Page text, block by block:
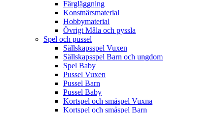
Färgläggning
Konstnärsmaterial
Hobbymaterial
Övrigt Måla och pyssla
Spel och pussel
Sällskapsspel Vuxen
Sällskapsspel Barn och ungdom
Spel Baby
Pussel Vuxen
Pussel Barn
Pussel Baby
Kortspel och småspel Vuxna
Kortspel och småspel Barn